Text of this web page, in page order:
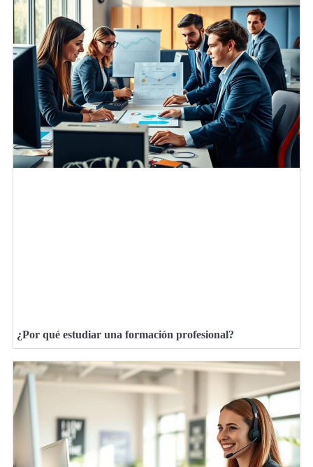
¿Por qué estudiar una formación profesional?